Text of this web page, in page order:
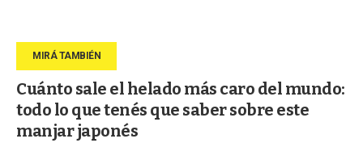
Cuánto sale el helado más caro del mundo:
todo lo que tenés que saber sobre este
manjar japonés